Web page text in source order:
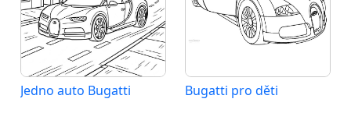
Jedno auto Bugatti Bugatti pro děti